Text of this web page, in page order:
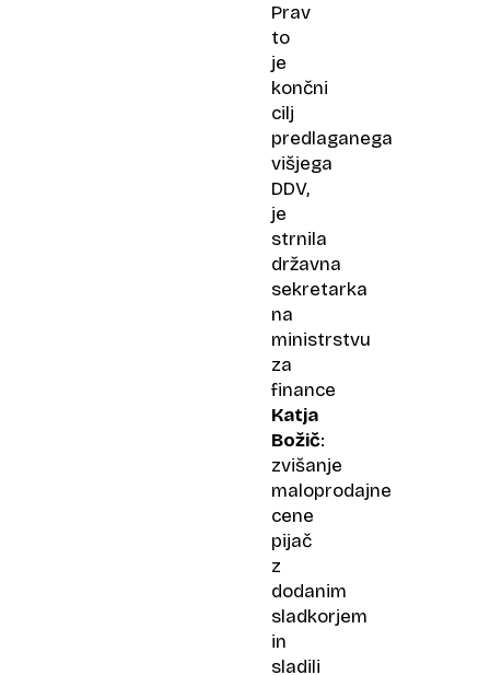
Prav
to
je
končni
cilj
predlaganega
višjega
DDV,
je
strnila
državna
sekretarka
na
ministrstvu
za
finance
Katja
Božič:
zvišanje
maloprodajne
cene
pijač
z
dodanim
sladkorjem
in
sladili